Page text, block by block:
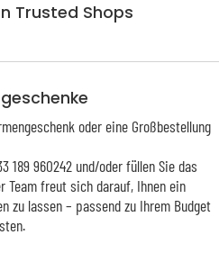
Trusted Shops
oder eine Großbestellung
189 960242 und/oder füllen Sie das
Team freut sich darauf, Ihnen ein
zu lassen – passend zu Ihrem Budget